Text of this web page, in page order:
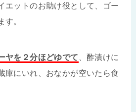
エットのお助け役として、ゴー
す。
ヤを２分ほどゆでて 、酢漬けに
庫にいれ、おなかが空いたら食